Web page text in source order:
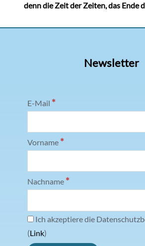
denn die Zeit der Zeiten, das Ende
Newsletter
E-Mail *
Vorname *
Nachname *
Ich akzeptiere die
(Link)